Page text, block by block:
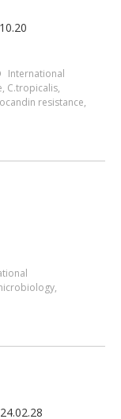
International
, C.tropicalis,
resistance,
,